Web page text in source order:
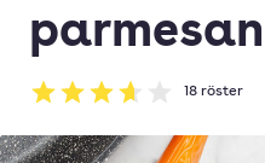
parmesan
Betyg: 3.67 av 5
18 röster